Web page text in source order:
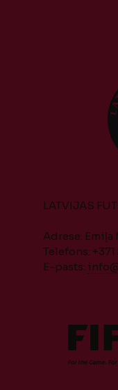
LATVIJAS
Adrese: Emiļa
Telefons:
E-pasts: